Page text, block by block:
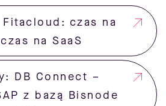
czas na
na SaaS
DB Connect –
z bazą Bisnode